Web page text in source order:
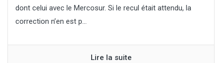
dont celui avec le Mercosur. Si le recul était attendu, la
correction n’en est p...
Lire la suite